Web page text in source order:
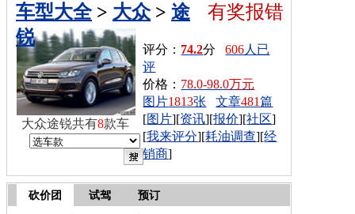
有奖报错
车型大全> 大众> 途
锐
评分： 74.2分606人已
评
价格： 78.0-98.0万元
图片1813张 文章481篇
[图片][资讯][报价][社区]
[我来评分][耗油调查][经
销商]
大众途锐共有8款车
砍价团 试驾 预订